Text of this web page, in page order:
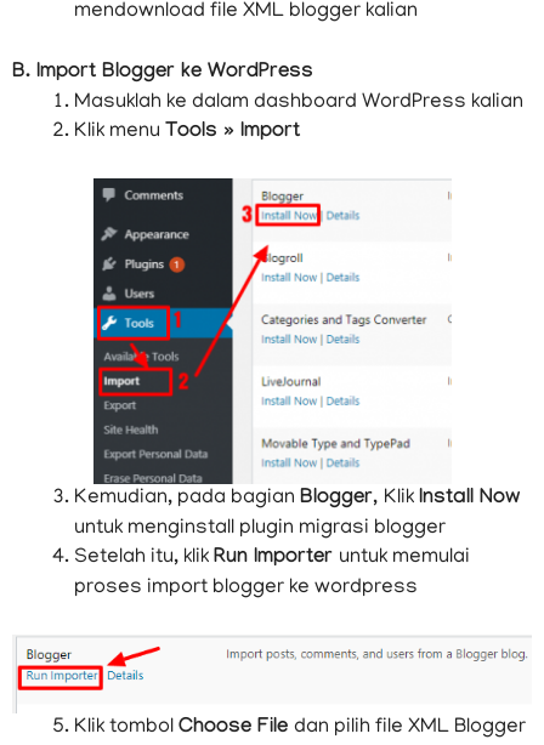
mendownload file XML blogger kalian
B. Import Blogger ke WordPress
Masuklah ke dalam dashboard WordPress kalian
Klik menu Tools » Import
Kemudian, pada bagian Blogger, Klik Install Now
untuk menginstall plugin migrasi blogger
Setelah itu, klik Run Importer untuk memulai
proses import blogger ke wordpress
Klik tombol Choose File dan pilih file XML Blogger